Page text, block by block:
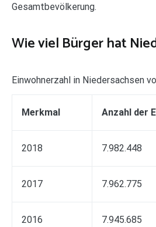
Gesamtbevölkerung.
Wie viel Bürger hat
Einwohnerzahl in Niedersachsen
Merkmal Anzahl der
2018 7.982.448
2017 7.962.775
2016 7.945.685